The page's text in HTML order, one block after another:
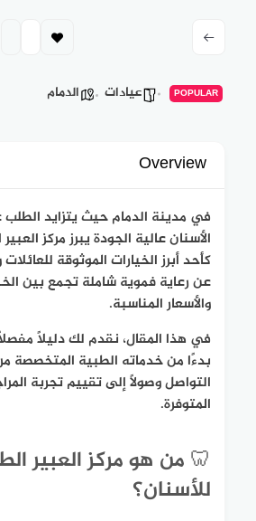
POPULAR عيادات الدمام
Overview
في مدينة الدمام حيث يتزايد
الأسنان عالية الجودة يبرز مركز
كأحد أبرز الخيارات الموثوقة للعائلات
عن رعاية فموية شاملة تجمع بين
والأسعار المناسبة.
في هذا المقال، نقدم لك دليلًا
بدءًا من خدماته الطبية المتخصصة
التواصل وصولًا إلى تقييم تجربة
المتوفرة.
🦷 من هو مركز العبير
للأسنان؟